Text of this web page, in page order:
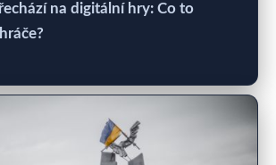
na digitální hry: Co to